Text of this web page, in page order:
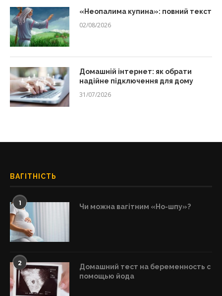
«Неопалима купина»: повний текст
02/08/2026
Домашній інтернет: як обрати
надійне підключення для дому
31/07/2026
ВАГІТНІСТЬ
1 Чи можна вагітним «Но-шпу»?
2
Домашний тест на беременность с
помощью йода